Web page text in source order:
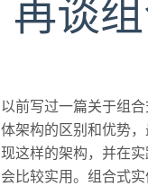
再谈
以前写过一篇关于组
体架构的区别和优势
现这样的架构，并在
会比较实用。组合式